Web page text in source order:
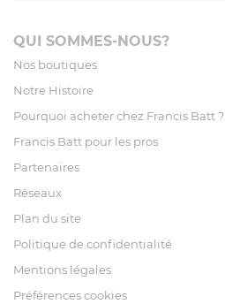
QUI SOMMES-NOUS?
Nos boutiques
Notre Histoire
Pourquoi acheter chez Francis Batt ?
Francis Batt pour les pros
Partenaires
Réseaux
Plan du site
Politique de confidentialité
Mentions légales
Préférences cookies